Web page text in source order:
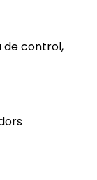
de control,